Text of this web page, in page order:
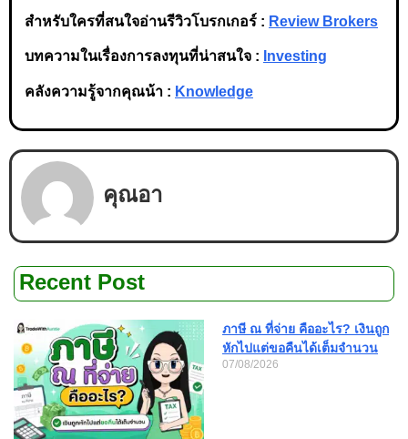
สำหรับใครที่สนใจอ่านรีวิวโบรกเกอร์ : Review Brokers
บทความในเรื่องการลงทุนที่น่าสนใจ : Investing
คลังความรู้จากคุณน้า : Knowledge
คุณอา
Recent Post
ภาษี ณ ที่จ่าย คืออะไร? เงินถูก
หักไปแต่ขอคืนได้เต็มจำนวน
07/08/2026